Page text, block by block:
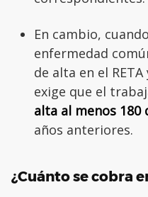
En cambio,
enfermedad
de alta en el
exige que el
alta al menos 180
años anteriores.
¿Cuánto se cobra